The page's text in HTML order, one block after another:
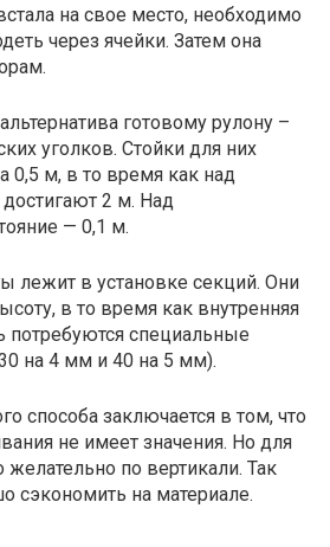
на свое место, необходимо
через ячейки. Затем она
готовому рулону –
уголков. Стойки для них
0,5 м, в то время как над
2 м. Над
— 0,1 м.
лежит в установке секций. Они
в то время как внутренняя
потребуются специальные
на 4 мм и 40 на 5 мм).
способа заключается в том, что
не имеет значения. Но для
желательно по вертикали. Так
сэкономить на материале.